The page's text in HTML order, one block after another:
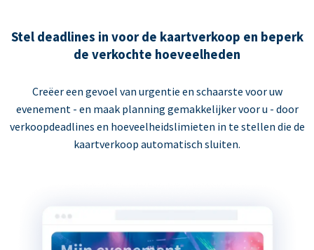
Stel deadlines in voor de kaartverkoop en beperk
de verkochte hoeveelheden
Creëer een gevoel van urgentie en schaarste voor uw
evenement - en maak planning gemakkelijker voor u - door
verkoopdeadlines en hoeveelheidslimieten in te stellen die de
kaartverkoop automatisch sluiten.